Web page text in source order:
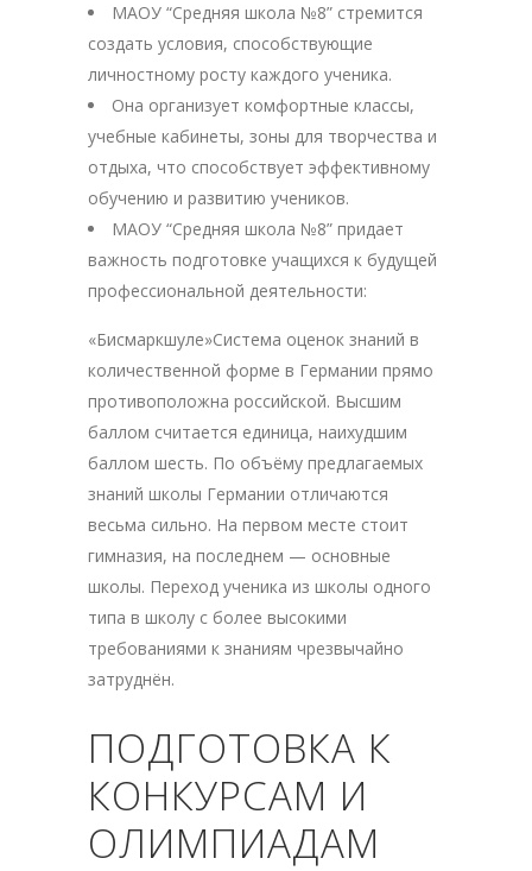
МАОУ “Средняя школа №8” стремится
создать условия, способствующие
личностному росту каждого ученика.
Она организует комфортные классы,
учебные кабинеты, зоны для творчества и
отдыха, что способствует эффективному
обучению и развитию учеников.
МАОУ “Средняя школа №8” придает
важность подготовке учащихся к будущей
профессиональной деятельности:
«Бисмаркшуле»Система оценок знаний в
количественной форме в Германии прямо
противоположна российской. Высшим
баллом считается единица, наихудшим
баллом шесть. По объёму предлагаемых
знаний школы Германии отличаются
весьма сильно. На первом месте стоит
гимназия, на последнем — основные
школы. Переход ученика из школы одного
типа в школу с более высокими
требованиями к знаниям чрезвычайно
затруднён.
ПОДГОТОВКА К
КОНКУРСАМ И
ОЛИМПИАДАМ